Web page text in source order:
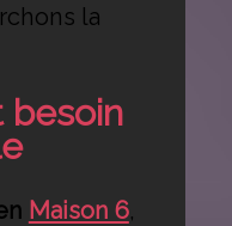
la
besoin
Maison 6,